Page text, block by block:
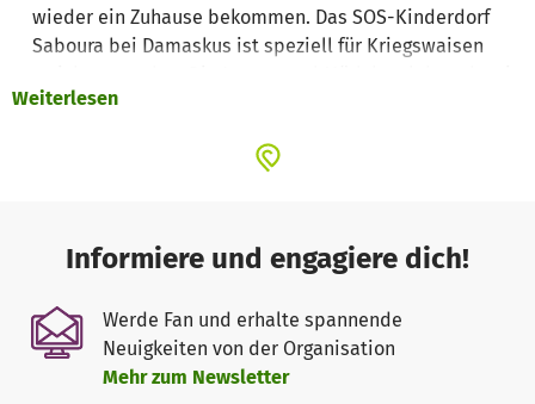
wieder ein Zuhause bekommen. Das SOS-Kinderdorf
Saboura bei Damaskus ist speziell für Kriegswaisen
Sicherheit, liebevoll betreut von SOS-Müttern.
den SOS-Kinderdörfern Unterkunft und Unterstützung.
Die SOS-Familienstärkung hilft notleidenden Kindern
und Eltern. Oberstes Ziel ist es, die Familien durch Hilfe
zur Selbsthilfe vor dem Zerbrechen zu bewahren. Sie
werden vielfältig unterstützt, zum Beispiel durch eine
Ausbildung, pädagogische und psychologische Hilfe. 327
Kinder und ihre Familien erhalten so wieder eine
Weiterlesen
Informiere und engagiere dich!
Werde Fan und erhalte spannende
Neuigkeiten von der Organisation
Mehr zum Newsletter